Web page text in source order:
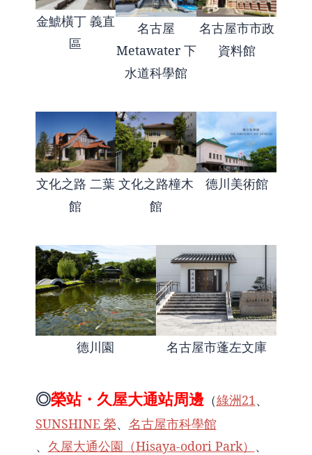
金鯱橫丁 義直
區
名古屋
Metawater 下
水道科學館
名古屋市市政
資料館
文化之路 二葉
館
文化之路橦木
館
德川美術館
德川園 名古屋市蓬左文庫
◎榮站・久屋大通站周邊 （綠洲21 、
SUNSHINE 榮、 名古屋市科學館
、 久屋大通公園（Hisaya-odori Park） 、